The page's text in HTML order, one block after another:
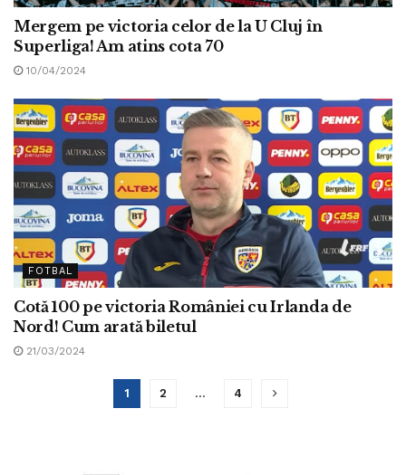
Mergem pe victoria celor de la U Cluj în
Superliga! Am atins cota 70
10/04/2024
FOTBAL
Cotă 100 pe victoria României cu Irlanda de
Nord! Cum arată biletul
21/03/2024
1 2 … 4